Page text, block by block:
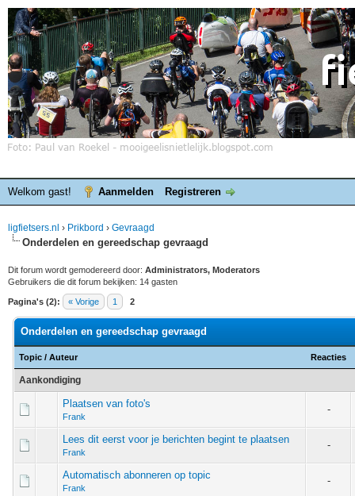
Welkom gast! Aanmelden Registreren
ligfietsers.nl › Prikbord › Gevraagd
Onderdelen en gereedschap gevraagd
Dit forum wordt gemodereerd door: Administrators, Moderators
Gebruikers die dit forum bekijken: 14 gasten
Pagina's (2): « Vorige 1 2
Onderdelen en gereedschap gevraagd
Topic / Auteur Reacties
Aankondiging
Plaatsen van foto's
Frank
-
Lees dit eerst voor je berichten begint te plaatsen
Frank
-
Automatisch abonneren op topic
Frank
-